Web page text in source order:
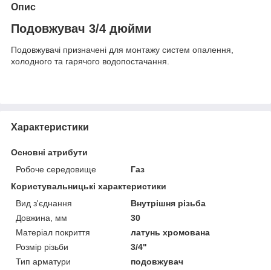
Опис
Подовжувач 3/4 дюйми
Подовжувачі призначені для монтажу систем опалення,
холодного та гарячого водопостачання.
Характеристики
Основні атрибути
Робоче середовище
Газ
Користувальницькі характеристики
Вид з'єднання
Внутрішня різьба
Довжина, мм
30
Матеріал покриття
латунь хромована
Розмір різьби
3/4"
Тип арматури
подовжувач